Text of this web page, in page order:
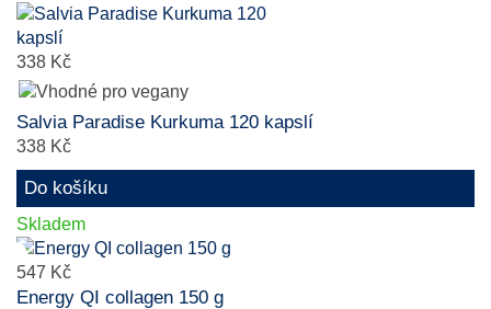
338 Kč
Salvia Paradise Kurkuma 120 kapslí
338 Kč
Do košíku
Skladem
547 Kč
Energy QI collagen 150 g